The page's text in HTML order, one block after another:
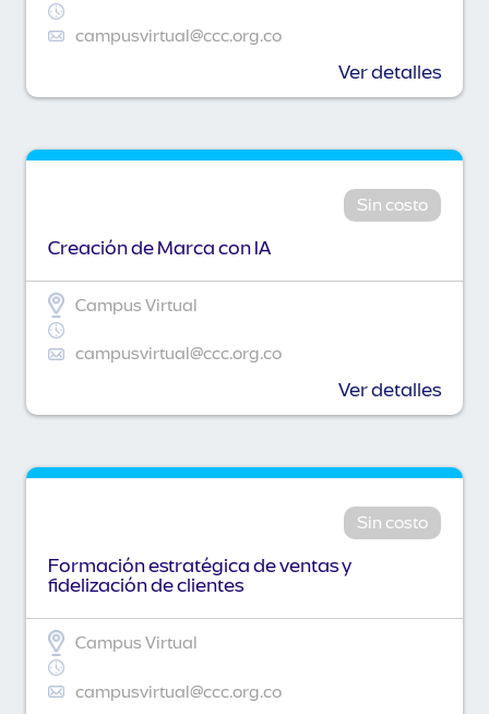
campusvirtual@ccc.org.co
Ver detalles
Sin costo
Creación de Marca con IA
Campus Virtual
campusvirtual@ccc.org.co
Ver detalles
Sin costo
Formación estratégica de ventas y
fidelización de clientes
Campus Virtual
campusvirtual@ccc.org.co